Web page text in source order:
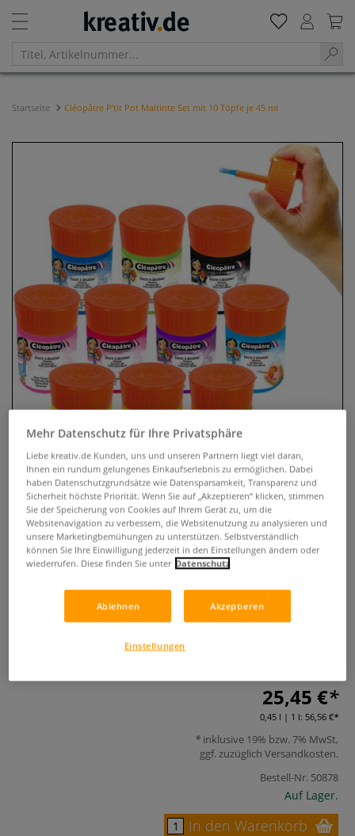
Startseite Cléopâtre P’tit Pot Maltinte Set mit 10 Töpfe je 45 ml
Cléopâtre P’tit Pot Maltinte Set
mit 10 Töpfe je 45 ml
0 Bewertungen
Wasserbasiertes Maltinte Set mit zehn farbintensiven
ideal für Schule, Freizeit und kreative Projekte.
25,45 €
0,45 l | 1 l: 56,56 €
inklusive 19% bzw. 7% MwSt,
ggf. zuzüglich Versandkosten.
Bestell-Nr. 50878
Auf Lager.
In den Warenkorb
Mehr Datenschutz für Ihre Privatsphäre
Liebe kreativ.de Kunden, uns und unseren Partnern liegt viel daran,
Ihnen ein rundum gelungenes Einkaufserlebnis zu ermöglichen. Dabei
haben Datenschutzgrundsätze wie Datensparsamkeit, Transparenz und
Sicherheit höchste Priorität. Wenn Sie auf „Akzeptieren“ klicken, stimmen
Sie der Speicherung von Cookies auf Ihrem Gerät zu, um die
Websitenavigation zu verbessern, die Websitenutzung zu analysieren und
unsere Marketingbemühungen zu unterstützen. Selbstverständlich
können Sie Ihre Einwilligung jederzeit in den Einstellungen ändern oder
wiederrufen. Diese finden Sie unter Datenschutz
Ablehnen Akzeptieren
Einstellungen